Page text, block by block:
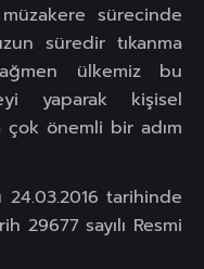
sürecinde
süredir tıkanma
ülkemiz bu
yaparak kişisel
çok önemli bir adım
tarihinde
29677 sayılı Resmi